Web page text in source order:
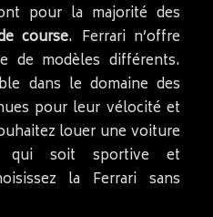
pour la majorité des
course. Ferrari n’offre
de modèles différents.
dans le domaine des
pour leur vélocité et
louer une voiture
qui soit sportive et
la Ferrari sans